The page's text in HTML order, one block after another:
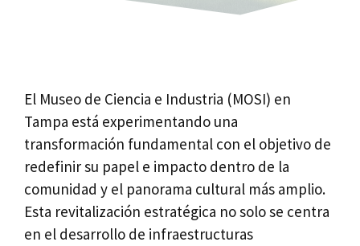
El Museo de Ciencia e Industria (MOSI) en
Tampa está experimentando una
transformación fundamental con el objetivo de
redefinir su papel e impacto dentro de la
comunidad y el panorama cultural más amplio.
Esta revitalización estratégica no solo se centra
en el desarrollo de infraestructuras